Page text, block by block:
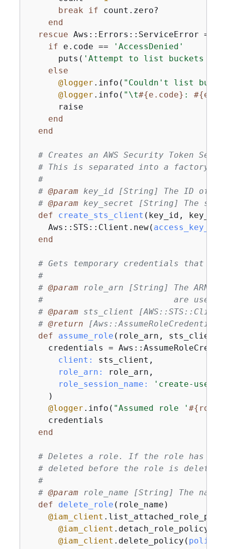
break
if count.zero?
end
rescue Aws::Errors::ServiceError => e
if e.code ==
'AccessDenied'
      puts(
'Attempt to list buckets
else
@logger .info( "Couldn't list
@logger .info( "\t#{e.code} : #{
      raise
end
end
# Creates an AWS Security Token
# This is separated into a factory
#
# @param key_id [String] The ID of
# @param key_secret [String] The
def
create_sts_client (key_id,
    Aws::STS::Client.new(
access_key_id:
end
# Gets temporary credentials that
#
# @param role_arn [String] The ARN
#                          are used.
# @param sts_client
# @return
def
assume_role (role_arn, sts_client)
credentials =
client:
sts_client,
role_arn:
role_arn,
role_session_name:
'create-use-
    )
@logger .info( "Assumed role ' #{
    credentials
end
# Deletes a role. If the role has
# deleted before the role is deleted.
#
# @param role_name [String] The
def
delete_role (role_name)
@iam_client
@iam_client .detach_role_policy(
@iam_client .delete_policy(